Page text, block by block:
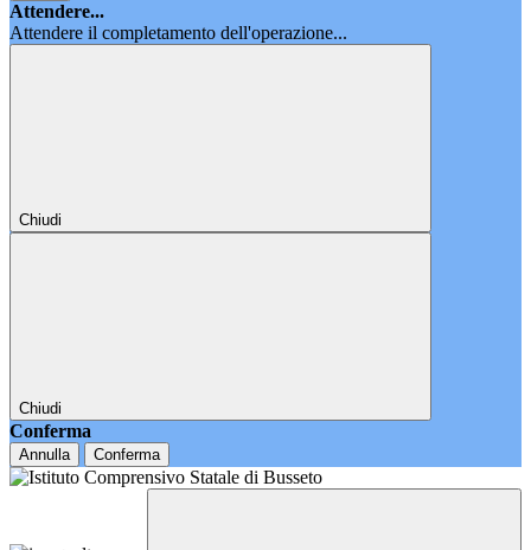
Attendere...
Attendere il completamento dell'operazione...
Chiudi
Chiudi
Conferma
Annulla Conferma